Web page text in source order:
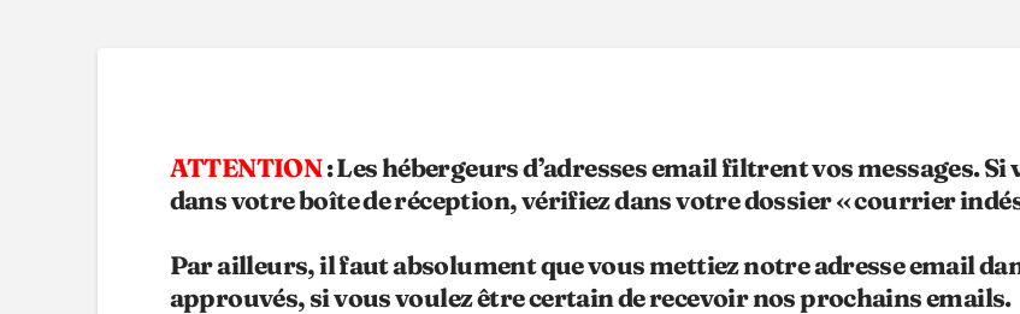
ATTENTION: Les hébergeurs d’adresses email filtrent vos messages.
dans votre boîte de réception, vérifiez dans votre dossier « courrier
Par ailleurs, il faut absolument que vous mettiez notre adresse email
approuvés, si vous voulez être certain de recevoir nos prochains emails.